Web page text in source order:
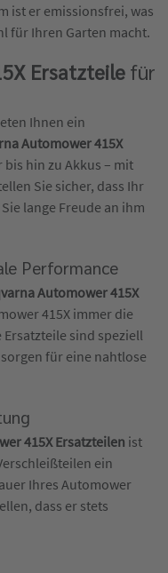
ist er emissionsfrei, was
für Ihren Garten macht.
Ersatzteile für
Ihnen ein
Automower 415X
bis hin zu Akkus – mit
Sie sicher, dass Ihr
lange Freude an ihm
Performance
Automower 415X
415X immer die
sind speziell
für eine nahtlose
415X Ersatzteilen ist
ein
Ihres Automower
dass er stets